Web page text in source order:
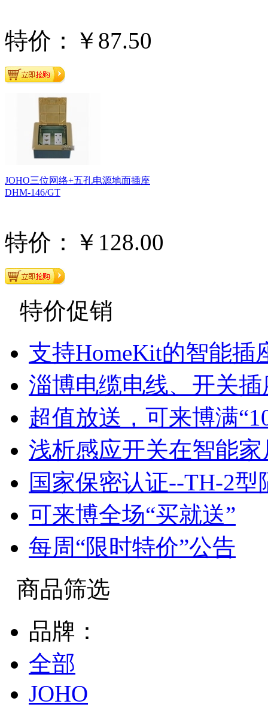
特价：￥87.50
JOHO三位网络+五孔电源地面插座
DHM-146/GT
特价：￥128.00
特价促销
支持HomeKit的智能插
淄博电缆电线、开关
超值放送，可来博满
浅析感应开关在智能
国家保密认证--TH-2
可来博全场“买就送”
每周“限时特价”公告
商品筛选
品牌：
全部
JOHO